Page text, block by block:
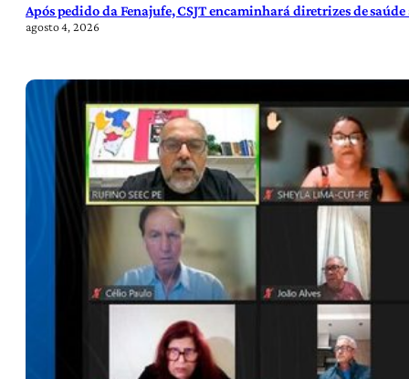
Após pedido da Fenajufe, CSJT encaminhará diretrizes de
agosto 4, 2026